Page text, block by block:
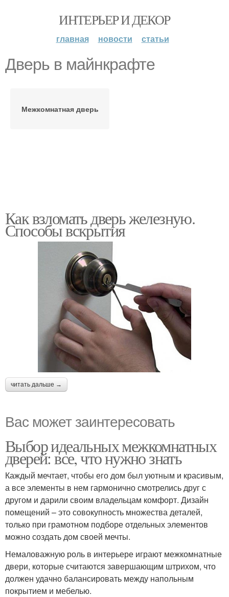
ИНТЕРЬЕР И ДЕКОР
главная новости статьи
Дверь в майнкрафте
Межкомнатная дверь
Как взломать дверь железную.
Способы вскрытия
читать дальше →
Вас может заинтересовать
Выбор идеальных межкомнатных
дверей: все, что нужно знать
Каждый мечтает, чтобы его дом был уютным и красивым,
а все элементы в нем гармонично смотрелись друг с
другом и дарили своим владельцам комфорт. Дизайн
помещений – это совокупность множества деталей,
только при грамотном подборе отдельных элементов
можно создать дом своей мечты.
Немаловажную роль в интерьере играют межкомнатные
двери, которые считаются завершающим штрихом, что
должен удачно балансировать между напольным
покрытием и мебелью.